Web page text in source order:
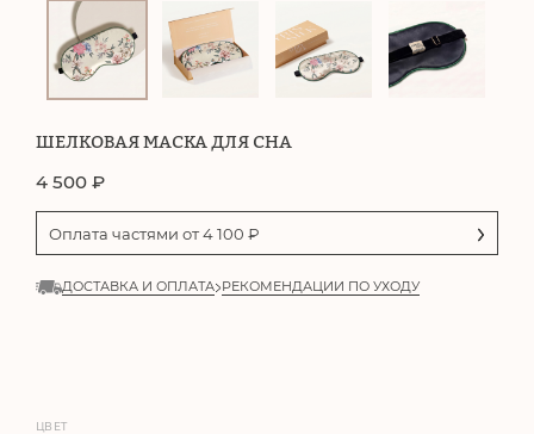
ШЕЛКОВАЯ МАСКА ДЛЯ СНА
4 500 ₽
Оплата частями от4 100 ₽
ДОСТАВКА И ОПЛАТА РЕКОМЕНДАЦИИ ПО УХОДУ
ЦВЕТ